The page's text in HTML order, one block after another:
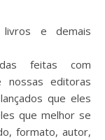
e demais
feitas com
nossas editoras
que eles
que melhor se
formato, autor,